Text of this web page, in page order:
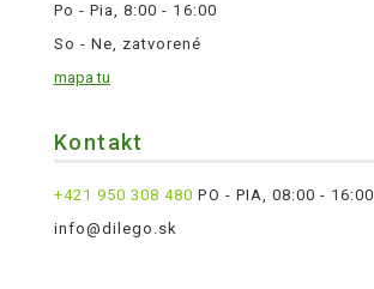
Po - Pia, 8:00 - 16:00
So - Ne, zatvorené
mapa tu
Kontakt
+421 950 308 480 PO - PIA, 08:00 - 16:00
info@dilego.sk